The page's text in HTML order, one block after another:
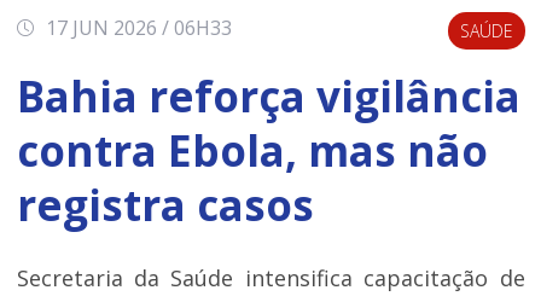
17 JUN 2026 / 06H33 SAÚDE
Bahia reforça vigilância
contra Ebola, mas não
registra casos
Secretaria da Saúde intensifica capacitação de